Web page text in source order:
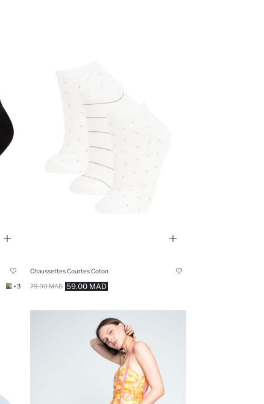
+3
Chaussettes Courtes Coton
59.00 MAD
79.00 MAD